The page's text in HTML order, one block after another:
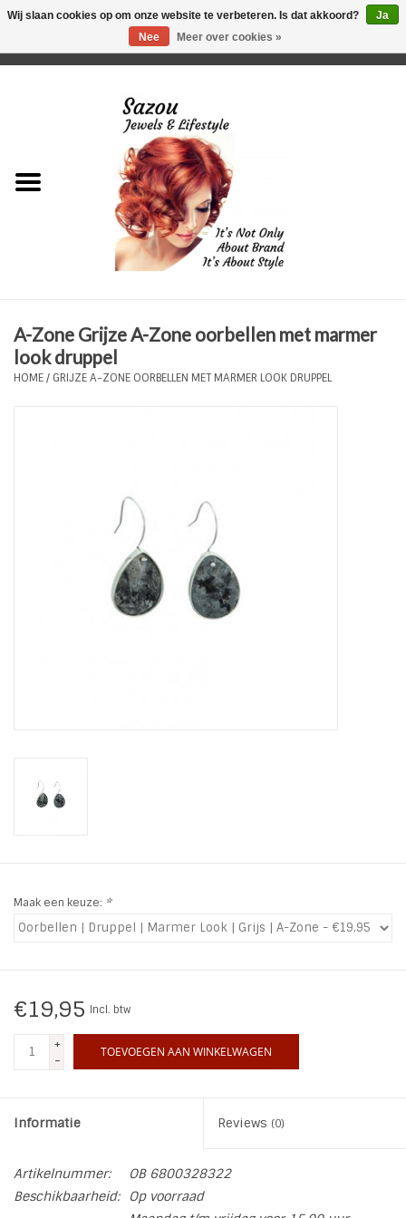
Just for Him
Plus Size Sieraden
LIFESTYLE PRODUCTEN
SALE
A-Zone Grijze A-Zone oorbellen met marmer
look druppel
HOME/ GRIJZE A-ZONE OORBELLEN MET MARMER LOOK DRUPPEL
Maak een keuze: *
€19,95 Incl. btw
+
-
TOEVOEGEN AAN WINKELWAGEN
Informatie Reviews (0)
Artikelnummer:
OB 6800328322
Beschikbaarheid:
Op voorraad
Wij slaan cookies op om onze website te verbeteren. Is dat akkoord?
Ja
Nee
Meer over cookies »